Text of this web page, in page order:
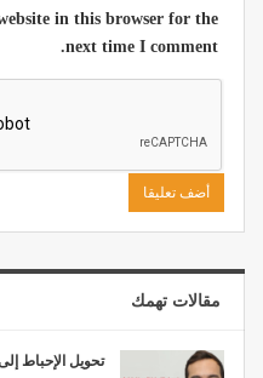
in this browser for the
next time I comment.
مقالات تهمك
تحويل الإحباط